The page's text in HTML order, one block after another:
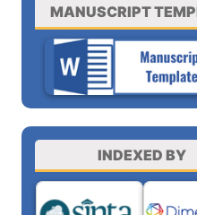
MANUSCRIPT
INDEXED BY